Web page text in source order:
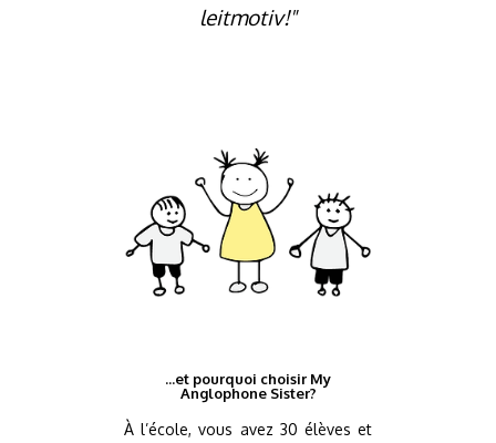
leitmotiv!"
...et pourquoi choisir My
Anglophone Sister?
À l’école, vous avez 30 élèves et